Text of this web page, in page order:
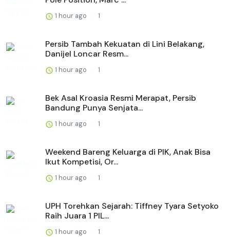
1 hour ago 1
Persib Tambah Kekuatan di Lini Belakang,
Danijel Loncar Resm...
1 hour ago 1
Bek Asal Kroasia Resmi Merapat, Persib
Bandung Punya Senjata...
1 hour ago 1
Weekend Bareng Keluarga di PIK, Anak Bisa
Ikut Kompetisi, Or...
1 hour ago 1
UPH Torehkan Sejarah: Tiffney Tyara Setyoko
Raih Juara 1 PIL...
1 hour ago 1